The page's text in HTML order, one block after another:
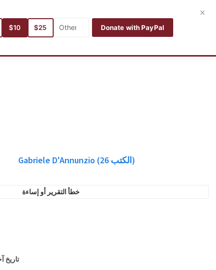
العربية
المؤلفون فئات بحث كتبي المفضلة $10 $25 Donate with PayPal
×
Gabriele D'Annunzio (26 الكتب)
خطأ التقرير أو إساءة
تاريخ